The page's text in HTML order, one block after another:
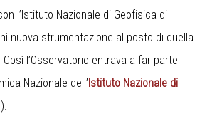
l’Istituto Nazionale di Geofisica di
nuova strumentazione al posto di quella
l’Osservatorio entrava a far parte
Nazionale dell’ Istituto Nazionale di